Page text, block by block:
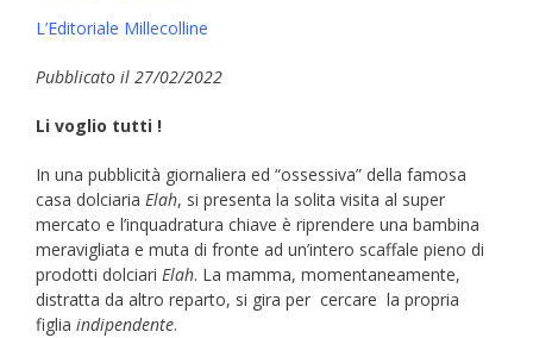
L’Editoriale Millecolline
Pubblicato il 27/02/2022
Li voglio tutti !
In una pubblicità giornaliera ed “ossessiva” della famosa
casa dolciaria Elah, si presenta la solita visita al super
mercato e l’inquadratura chiave è riprendere una bambina
meravigliata e muta di fronte ad un’intero scaffale pieno di
prodotti dolciari Elah. La mamma, momentaneamente,
distratta da altro reparto, si gira per cercare la propria
figlia indipendente.